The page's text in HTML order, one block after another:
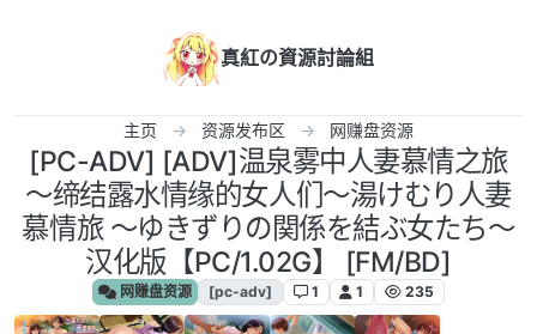
真紅の資源討論組
主页 资源发布区 网赚盘资源
[PC-ADV] [ADV]温泉雾中人妻慕情之旅
～缔结露水情缘的女人们～湯けむり人妻
慕情旅 ～ゆきずりの関係を結ぶ女たち～
汉化版【PC/1.02G】 [FM/BD]
网赚盘资源 [pc-adv] 1 1 235